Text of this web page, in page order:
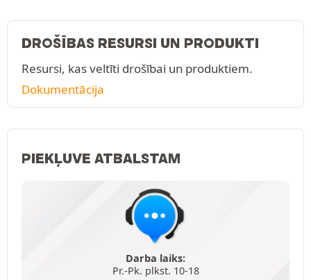
DROŠĪBAS RESURSI UN PRODUKTI
Resursi, kas veltīti drošībai un produktiem.
Dokumentācija
PIEKĻUVE ATBALSTAM
Darba laiks:
Pr.-Pk. plkst. 10-18